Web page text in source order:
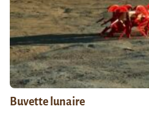
Buvette lunaire